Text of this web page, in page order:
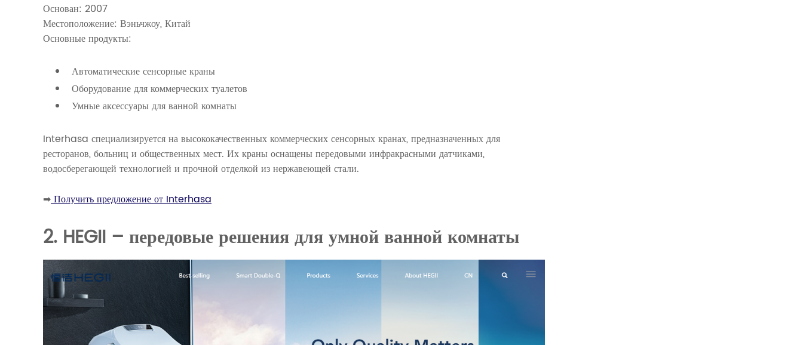
Основан: 2007
Местоположение: Вэньчжоу, Китай
Основные продукты:
Автоматические сенсорные краны
Оборудование для коммерческих туалетов
Умные аксессуары для ванной комнаты
Interhasa специализируется на высококачественных коммерческих сенсорных кранах, предназначенных для
ресторанов, больниц и общественных мест. Их краны оснащены передовыми инфракрасными датчиками,
водосберегающей технологией и прочной отделкой из нержавеющей стали.
➡Получить предложение от Interhasa
2. HEGII – передовые решения для умной ванной комнаты